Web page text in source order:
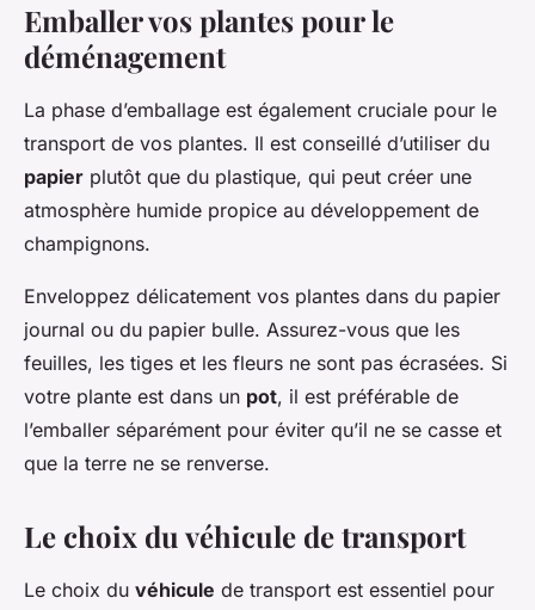
Emballer vos plantes pour le
déménagement
La phase d’emballage est également cruciale pour le
transport de vos plantes. Il est conseillé d’utiliser du
papier plutôt que du plastique, qui peut créer une
atmosphère humide propice au développement de
champignons.
Enveloppez délicatement vos plantes dans du papier
journal ou du papier bulle. Assurez-vous que les
feuilles, les tiges et les fleurs ne sont pas écrasées. Si
votre plante est dans un pot, il est préférable de
l’emballer séparément pour éviter qu’il ne se casse et
que la terre ne se renverse.
Le choix du véhicule de transport
Le choix du véhicule de transport est essentiel pour